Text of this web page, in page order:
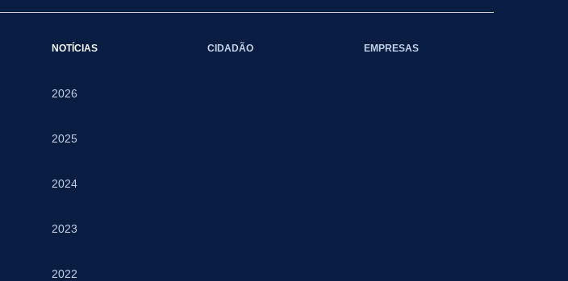
NOTÍCIAS
2026
2025
2024
2023
2022
CIDADÃO EMPRESAS